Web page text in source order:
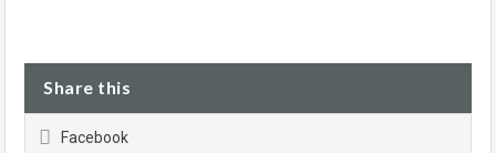
Share this
Facebook